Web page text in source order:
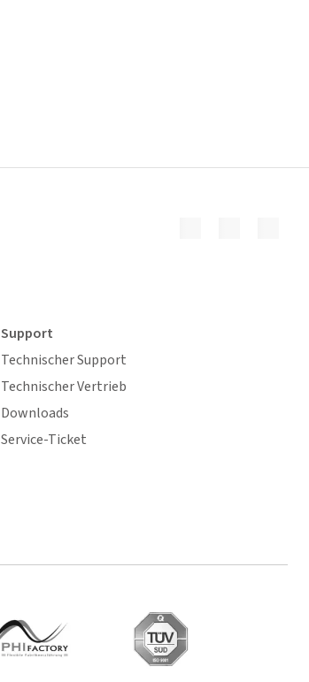
Support
Technischer Support
Technischer Vertrieb
Downloads
Service-Ticket